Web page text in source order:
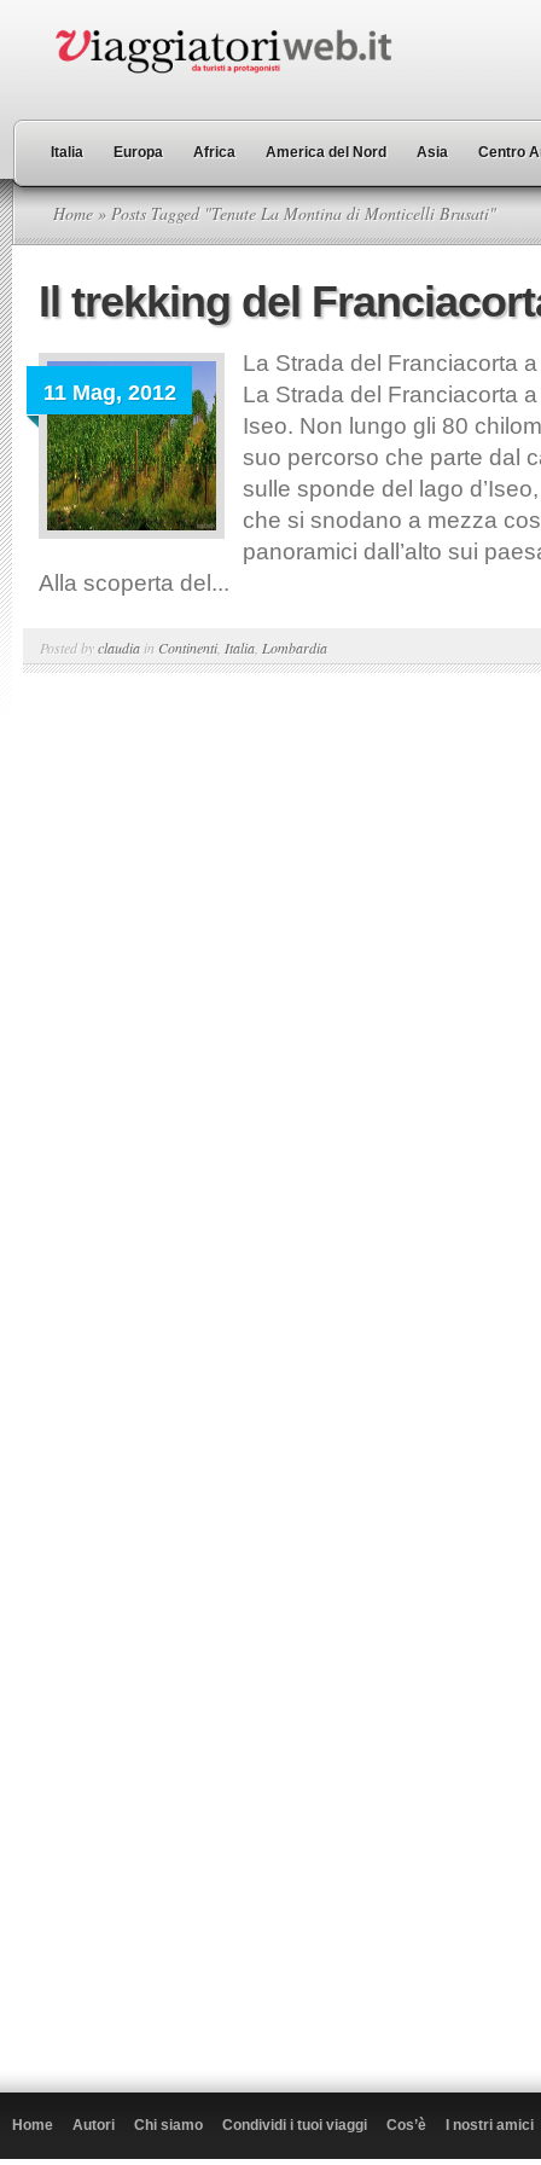
Italia Europa Africa America del Nord Asia Centro
Home » Posts Tagged "Tenute La Montina di Monticelli Brusati"
Il trekking del
11 Mag, 2012
La Strada del Franciacorta
La Strada del Franciacorta
Iseo. Non lungo gli 80
suo percorso che parte dal
sulle sponde del lago
che si snodano a mezza
panoramici dall’alto sui
Alla scoperta del...
Posted byclaudia in Continenti, Italia Lombardia
Home Autori Chi siamo Condividi i tuoi viaggi Cos’è I nostri amici